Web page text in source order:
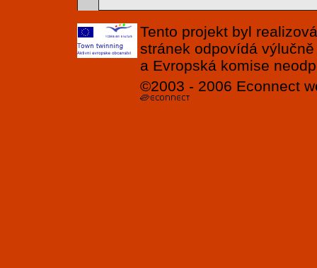
Tento projekt byl
stránek odpovídá
a Evropská komise
©2003 - 2006 Econnect